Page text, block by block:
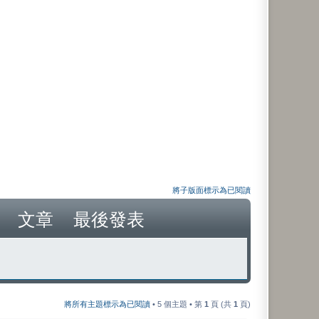
將子版面標示為已閱讀
文章 最後發表
將所有主題標示為已閱讀 • 5 個主題 • 第 1 頁 (共 1 頁)